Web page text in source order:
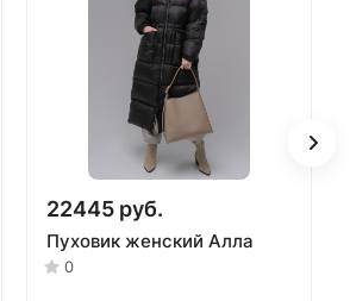
22445 руб.
Пуховик женский Алла
0